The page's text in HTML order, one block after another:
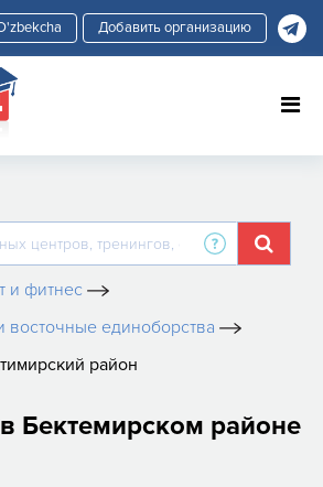
Добавить организацию
и фитнес
восточные единоборства
район
Бектемирском районе